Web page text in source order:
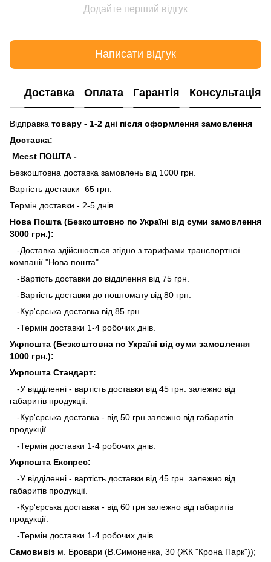
Додайте перший відгук
Написати відгук
Доставка Оплата Гарантія Консультація
Відправка товару - 1-2 дні після оформлення замовлення
Доставка:
Meest ПОШТА -
Безкоштовна доставка замовлень від 1000 грн.
Вартість доставки 65 грн.
Термін доставки - 2-5 днів
Нова Пошта (Безкоштовно по Україні від суми замовлення
3000 грн.):
-Доставка здійснюється згідно з тарифами транспортної
компанії "Нова пошта"
-Вартість доставки до відділення від 75 грн.
-Вартість доставки до поштомату від 80 грн.
-Кур'єрська доставка від 85 грн.
-Термін доставки 1-4 робочих днів.
Укрпошта (Безкоштовна по Україні від суми замовлення
1000 грн.):
Укрпошта Стандарт:
-У відділенні - вартість доставки від 45 грн. залежно від
габаритів продукції.
-Кур'єрська доставка - від 50 грн залежно від габаритів
продукції.
-Термін доставки 1-4 робочих днів.
Укрпошта Експрес:
-У відділенні - вартість доставки від 45 грн. залежно від
габаритів продукції.
-Кур'єрська доставка - від 60 грн залежно від габаритів
продукції.
-Термін доставки 1-4 робочих днів.
Самовивіз м. Бровари (В.Симоненка, 30 (ЖК "Крона Парк"));